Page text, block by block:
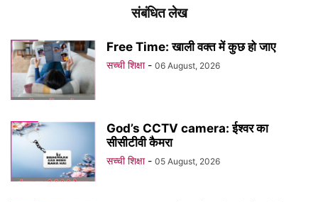
संबंधित लेख
Free Time: खाली वक्त में कुछ हो जाए
सच्ची शिक्षा - 06 August, 2026
God’s CCTV camera: ईश्वर का
सीसीटीवी कैमरा
सच्ची शिक्षा - 05 August, 2026